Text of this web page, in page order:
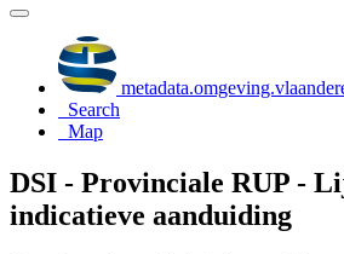
Search
Map
DSI - Provinciale RUP -
indicatieve aanduiding